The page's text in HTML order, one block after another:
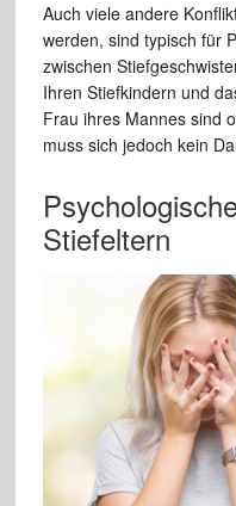
Auch viele andere
werden, sind typisch für
zwischen
Ihren Stiefkindern und
Frau ihres Mannes sind
muss sich jedoch kein
Stiefeltern